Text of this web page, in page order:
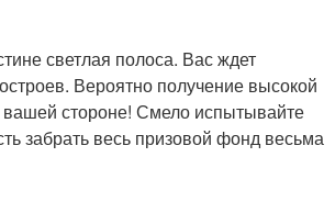
светлая полоса. Вас ждет
Вероятно получение высокой
стороне! Смело испытывайте
забрать весь призовой фонд весьма